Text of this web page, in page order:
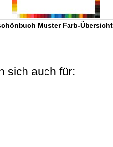
Muster Farb-Übersicht
sich auch für: